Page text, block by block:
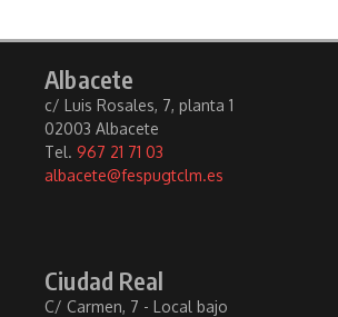
Albacete
c/ Luis Rosales, 7, planta 1
02003 Albacete
Tel. 967 21 71 03
albacete@fespugtclm.es
Ciudad Real
C/ Carmen, 7 - Local bajo